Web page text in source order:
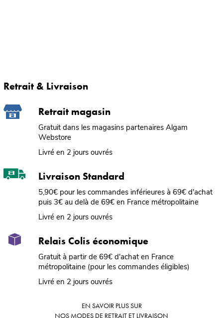
Retrait & Livraison
Retrait magasin
Gratuit dans les magasins partenaires Algam
Webstore
Livré en 2 jours ouvrés
Livraison Standard
5,90€ pour les commandes inférieures à 69€ d'achat
puis 3€ au delà de 69€ en France métropolitaine
Livré en 2 jours ouvrés
Relais Colis économique
Gratuit à partir de 69€ d'achat en France
métropolitaine (pour les commandes éligibles)
Livré en 2 jours ouvrés
EN SAVOIR PLUS SUR
NOS MODES DE RETRAIT ET LIVRAISON